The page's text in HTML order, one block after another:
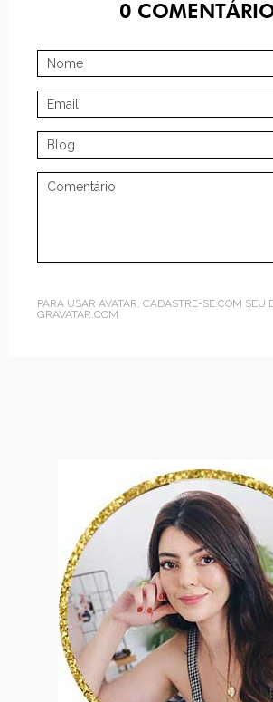
0
PARA USAR AVATAR, CADASTRE-SE COM SEU
GRAVATAR.COM